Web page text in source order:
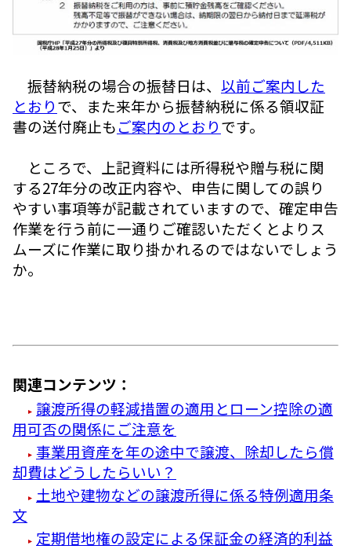
振替納税の場合の振替日は、 以前ご案内した
とおりで、また来年から振替納税に係る領収証
書の送付廃止もご案内のとおりです。
ところで、上記資料には所得税や贈与税に関
する27年分の改正内容や、申告に関しての誤り
やすい事項等が記載されていますので、確定申告
作業を行う前に一通りご確認いただくとよりス
ムーズに作業に取り掛かれるのではないでしょう
か。
関連コンテンツ：
譲渡所得の軽減措置の適用とローン控除の適
用可否の関係にご注意を
事業用資産を年の途中で譲渡、除却したら償
却費はどうしたらいい？
土地や建物などの譲渡所得に係る特例適用条
文
定期借地権の設定による保証金の経済的利益